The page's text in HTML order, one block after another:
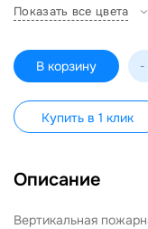
Показать все цвета
В корзину -
Купить в 1 клик
Описание
Вертикальная